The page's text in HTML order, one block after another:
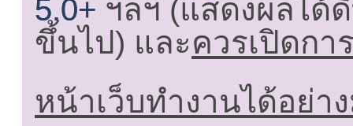
5.0+ ฯลฯ (แสดงผลได้
ขึ้นไป) และควรเปิดกา
หน้าเว็บทำงานได้อย่า